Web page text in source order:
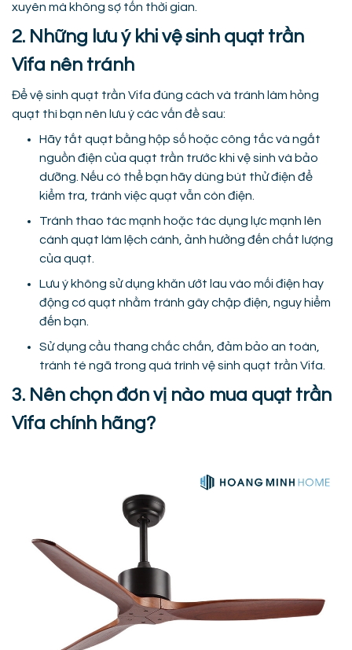
xuyên mà không sợ tốn thời gian.
2. Những lưu ý khi vệ sinh quạt trần
Vifa nên tránh
Để vệ sinh quạt trần Vifa đúng cách và tránh làm hỏng
quạt thì bạn nên lưu ý các vấn đề sau:
Hãy tắt quạt bằng hộp số hoặc công tắc và ngắt
nguồn điện của quạt trần trước khi vệ sinh và bảo
dưỡng. Nếu có thể bạn hãy dùng bút thử điện để
kiểm tra, tránh việc quạt vẫn còn điện.
Tránh thao tác mạnh hoặc tác dụng lực mạnh lên
cánh quạt làm lệch cánh, ảnh hưởng đến chất lượng
của quạt.
Lưu ý không sử dụng khăn ướt lau vào mối điện hay
động cơ quạt nhằm tránh gây chập điện, nguy hiểm
đến bạn.
Sử dụng cầu thang chắc chắn, đảm bảo an toàn,
tránh té ngã trong quá trình vệ sinh quạt trần Vifa.
3. Nên chọn đơn vị nào mua quạt trần
Vifa chính hãng?